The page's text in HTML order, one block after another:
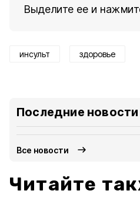
Выделите ее и
инсульт здоровье
Последние новости
Все новости
Читайте